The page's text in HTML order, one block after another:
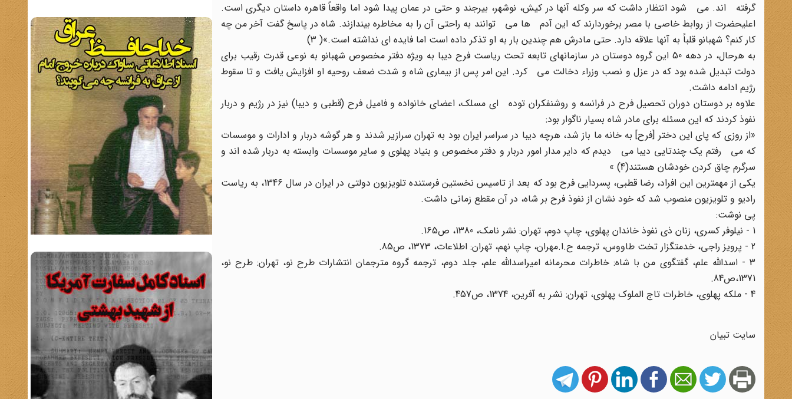
گرفته اند. می شود انتظار داشت که سر وکله آنها در کیش، نوشهر، بیرجند و حتی در عمان پیدا شود اما واقعاً قاهره داستان دیگری است.
اعلیحضرت از روابط خاصی با مصر برخوردارند که این آدم ها می توانند به راحتی آن را به مخاطره بیندازند. شاه در پاسخ گفت آخر من چه
کار کنم؟ شهبانو قلباً به آنها علاقه دارد. حتی مادرش هم چندین بار به او تذکر داده است اما فایده ای نداشته است.»( 3)
به هرحال، در دهه 50 این گروه دوستان در سازمانهای تابعه تحت ریاست فرح دیبا به ویژه دفتر مخصوص شهبانو به نوعی قدرت رقیب برای
دولت تبدیل شده بود که در عزل و نصب وزراء دخالت می کرد. این امر پس از بیماری شاه و شدت ضعف روحیه او افزایش یافت و تا سقوط
رژیم ادامه داشت.
علاوه بر دوستان دوران تحصیل فرح در فرانسه و روشنفکران توده ای مسلک، اعضای خانواده و فامیل فرح (قطبی و دیبا) نیز در رژیم و دربار
نفوذ کردند که این مسئله برای مادر شاه بسیار ناگوار بود:
«از روزی که پای این دختر [فرح] به خانه ما باز شد، هرچه دیبا در سراسر ایران بود به تهران سرازیر شدند و هر گوشه دربار و ادارات و موسسات
که می رفتم یک چندتایی دیبا می دیدم که دایر مدار امور دربار و دفتر مخصوص و بنیاد پهلوی و سایر موسسات وابسته به دربار شده اند و
سرگرم چاق کردن خودشان هستند(4) »
یکی از مهمترین این افراد، رضا قطبی، پسردایی فرح بود که بعد از تاسیس نخستین فرستنده تلویزیون دولتی در ایران در سال 1346، به ریاست
رادیو و تلویزیون منصوب شد که خود نشان از نفوذ فرح بر شاه، در آن مقطع زمانی داشت.
پی نوشت:
1 - نیلوفر کسری، زنان ذی نفوذ خاندان پهلوی، چاپ دوم، تهران: نشر نامک، 1380، ص165.
2 - پرویز راجی، خدمتگزار تخت طاووس، ترجمه ح.ا.مهران، چاپ نهم، تهران: اطلاعات، 1373، ص85.
3 - اسدالله علم، گفتگوی من با شاه: خاطرات محرمانه امیراسدالله علم، جلد دوم، ترجمه گروه مترجمان انتشارات طرح نو، تهران: طرح نو،
1371،ص84.
4 - ملکه پهلوی، خاطرات تاج الملوک پهلوی، تهران: نشر به آفرین، 1374، ص457.
سایت تبیان